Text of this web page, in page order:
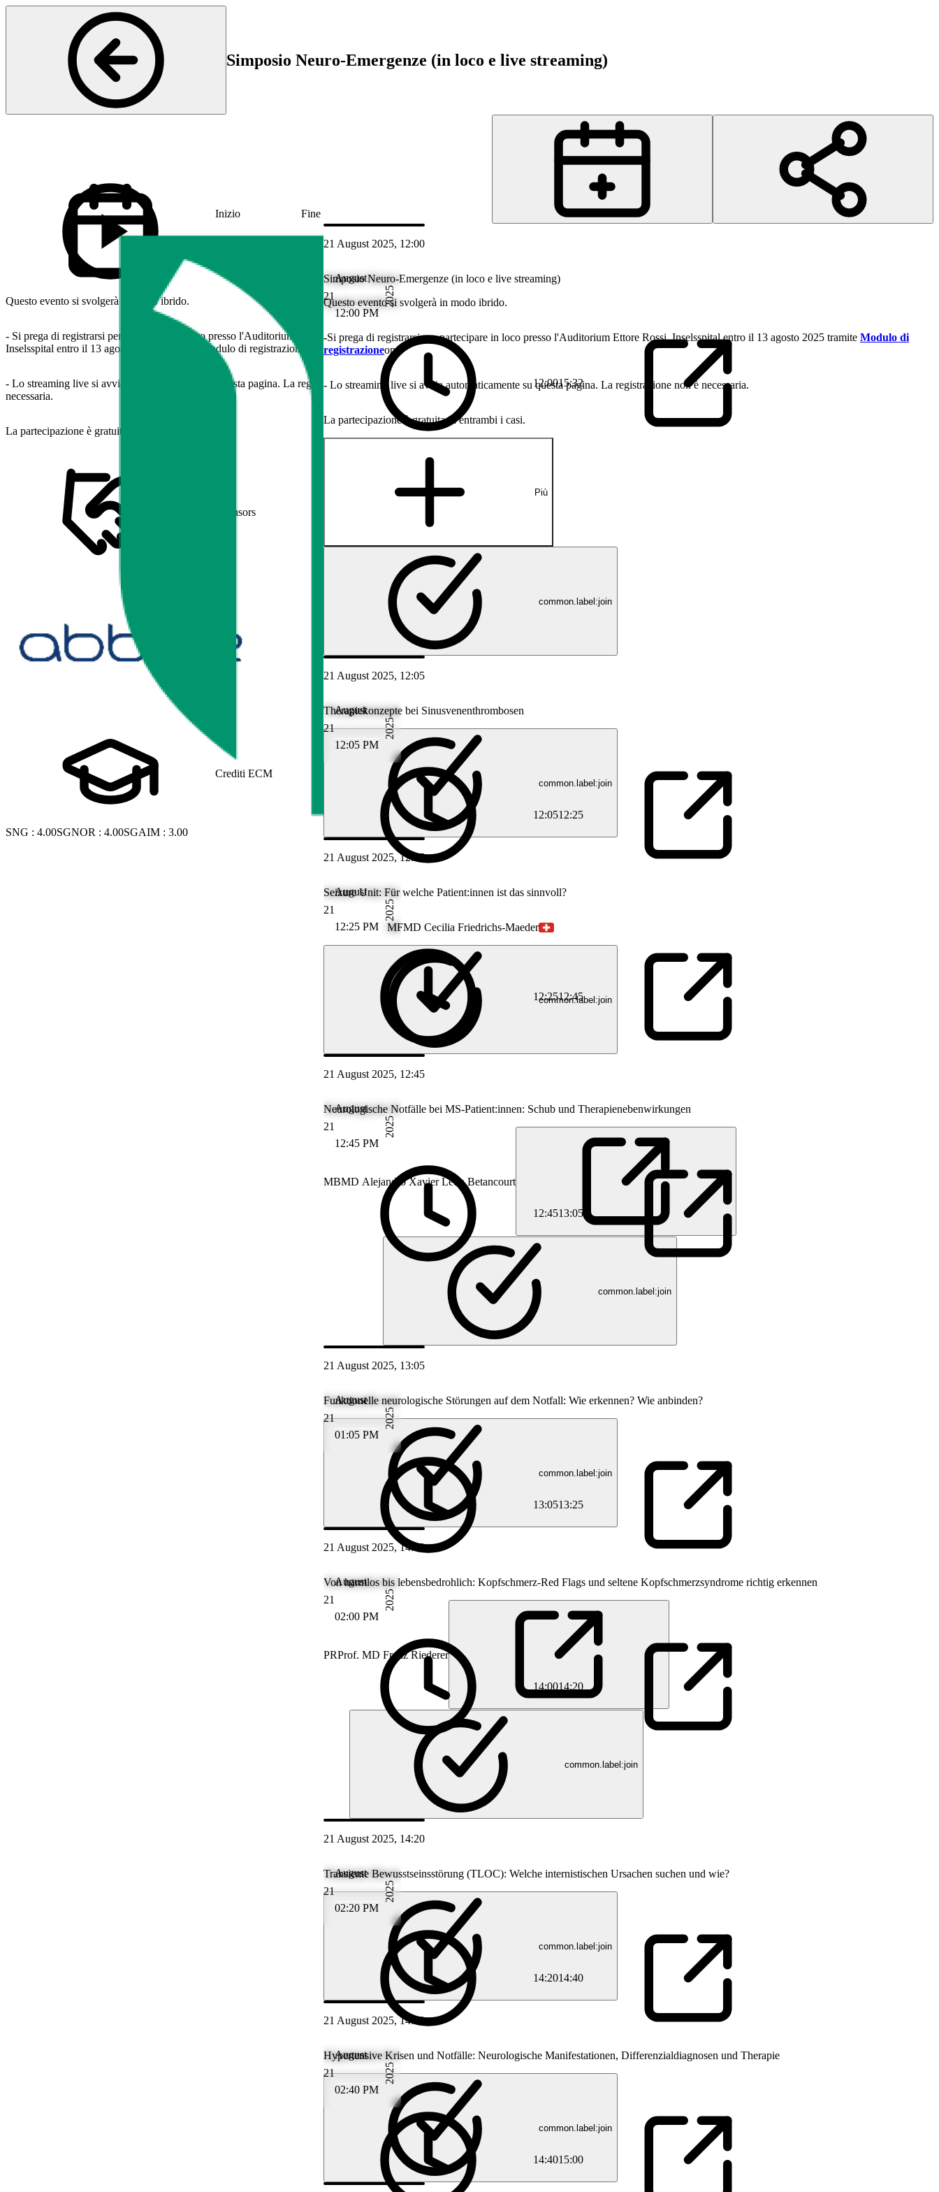
Simposio Neuro-Emergenze (in loco e live streaming)
Inizio Fine
21 Aug 2025 15:32
Questo evento si svolgerà in modo ibrido.
- Si prega di registrarsi per partecipare in loco presso l'Auditorium Ettore Rossi,
Inselsspital entro il 13 agosto 2025 tramite il modulo di registrazione su.
- Lo streaming live si avvia automaticamente su questa pagina. La registrazione non è
necessaria.
La partecipazione è gratuita in entrambi i casi.
Sponsors
Crediti ECM
SNG : 4.00SGNOR : 4.00SGAIM : 3.00
21 August 2025, 12:00
21
August
12:00 PM
2025
12:0015:32
Simposio Neuro-Emergenze (in loco e live streaming)
Questo evento si svolgerà in modo ibrido.
-Si prega di registrarsi per partecipare in loco presso l'Auditorium Ettore Rossi, Inselsspital entro il 13 agosto 2025 tramite Modulo di
registrazioneon.
- Lo streaming live si avvia automaticamente su questa pagina. La registrazione non è necessaria.
La partecipazione è gratuita in entrambi i casi.
Più
common.label:join
21 August 2025, 12:05
21
August
12:05 PM
2025
12:0512:25
Therapiekonzepte bei Sinusvenenthrombosen
common.label:join
21 August 2025, 12:25
21
August
12:25 PM
2025
12:2512:45
Seizure Unit: Für welche Patient:innen ist das sinnvoll?
MFMD Cecilia Friedrichs-Maeder
common.label:join
21 August 2025, 12:45
21
August
12:45 PM
2025
12:4513:05
Neurologische Notfälle bei MS-Patient:innen: Schub und Therapienebenwirkungen
MBMD Alejandro Xavier León Betancourt
common.label:join
21 August 2025, 13:05
21
August
01:05 PM
2025
13:0513:25
Funktionelle neurologische Störungen auf dem Notfall: Wie erkennen? Wie anbinden?
common.label:join
21 August 2025, 14:00
21
August
02:00 PM
2025
14:0014:20
Von harmlos bis lebensbedrohlich: Kopfschmerz-Red Flags und seltene Kopfschmerzsyndrome richtig erkennen
PR Prof. MD Franz Riederer
common.label:join
21 August 2025, 14:20
21
August
02:20 PM
2025
14:2014:40
Transiente Bewusstseinsstörung (TLOC): Welche internistischen Ursachen suchen und wie?
common.label:join
21 August 2025, 14:40
21
August
02:40 PM
2025
14:4015:00
Hypertensive Krisen und Notfälle: Neurologische Manifestationen, Differenzialdiagnosen und Therapie
common.label:join